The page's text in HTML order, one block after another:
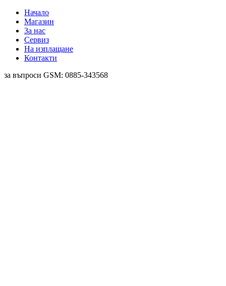
Начало
Магазин
За нас
Сервиз
На изплащане
Контакти
за въпроси GSM: 0885-343568